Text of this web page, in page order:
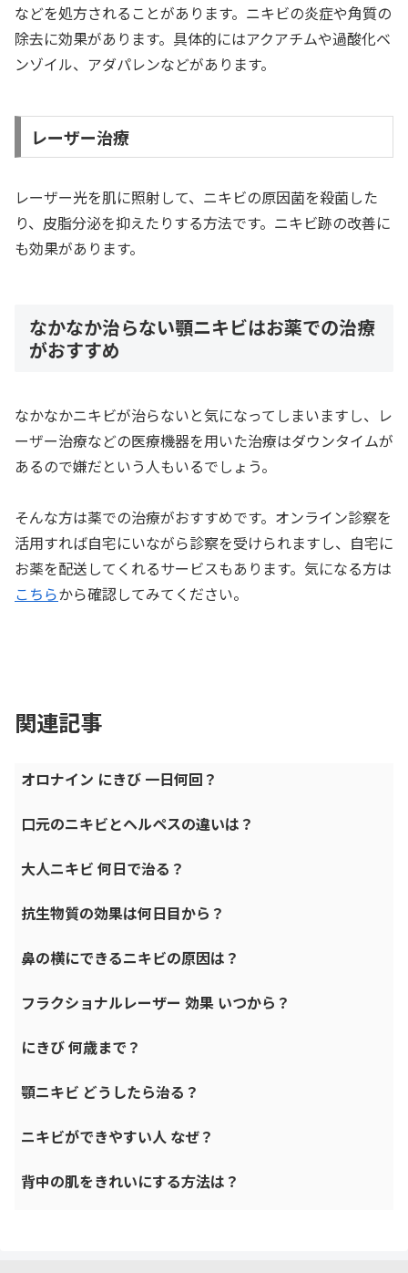
などを処方されることがあります。ニキビの炎症や角質の
除去に効果があります。具体的にはアクアチムや過酸化ベ
ンゾイル、アダパレンなどがあります。
レーザー治療
レーザー光を肌に照射して、ニキビの原因菌を殺菌した
り、皮脂分泌を抑えたりする方法です。ニキビ跡の改善に
も効果があります。
なかなか治らない顎ニキビはお薬での治療
がおすすめ
なかなかニキビが治らないと気になってしまいますし、レ
ーザー治療などの医療機器を用いた治療はダウンタイムが
あるので嫌だという人もいるでしょう。
そんな方は薬での治療がおすすめです。オンライン診察を
活用すれば自宅にいながら診察を受けられますし、自宅に
お薬を配送してくれるサービスもあります。気になる方は
こちらから確認してみてください。
関連記事
オロナイン にきび 一日何回？
口元のニキビとヘルペスの違いは？
大人ニキビ 何日で治る？
抗生物質の効果は何日目から？
鼻の横にできるニキビの原因は？
フラクショナルレーザー 効果 いつから？
にきび 何歳まで？
顎ニキビ どうしたら治る？
ニキビができやすい人 なぜ？
背中の肌をきれいにする方法は？